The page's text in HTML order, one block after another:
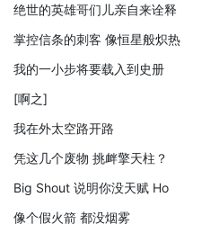
绝世的英雄哥们儿亲自来诠释
掌控信条的刺客 像恒星般炽热
我的一小步将要载入到史册
[啊之]
我在外太空路开路
凭这几个废物 挑衅擎天柱？
Big Shout 说明你没天赋 Ho
像个假火箭 都没烟雾